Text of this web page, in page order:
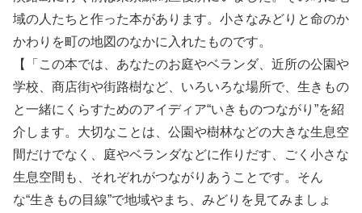
域の人たちと作った本があります。小さなみどりと命のか
かわりを町の地図のなかに入れたものです。
【「この本では、あなたのお庭やベランダ、近所の公園や
学校、商店街や街路樹など、いろいろな場所で、生きもの
と一緒にくらすためのアイディア“いきものつながり”を紹
介します。大切なことは、公園や樹林などの大きな生息空
間だけでなく、庭やベランダなどに作りだす、ごく小さな
生息空間も、それぞれがつながりあうことです。そん
な“生きもの目線”で地域やまち、みどりを見てみましょ